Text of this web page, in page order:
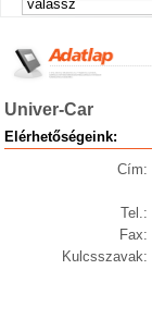
Univer-Car
Elérhetőségeink:
Cím:
Tel.:
Fax:
Kulcsszavak: